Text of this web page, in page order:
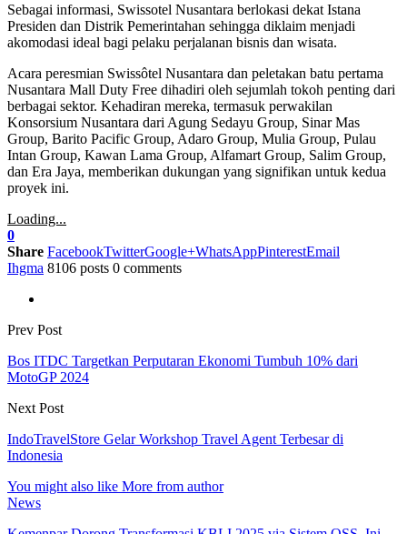
Sebagai informasi, Swissotel Nusantara berlokasi dekat Istana
Presiden dan Distrik Pemerintahan sehingga diklaim menjadi
akomodasi ideal bagi pelaku perjalanan bisnis dan wisata.
Acara peresmian Swissôtel Nusantara dan peletakan batu pertama
Nusantara Mall Duty Free dihadiri oleh sejumlah tokoh penting dari
berbagai sektor. Kehadiran mereka, termasuk perwakilan
Konsorsium Nusantara dari Agung Sedayu Group, Sinar Mas
Group, Barito Pacific Group, Adaro Group, Mulia Group, Pulau
Intan Group, Kawan Lama Group, Alfamart Group, Salim Group,
dan Era Jaya, memberikan dukungan yang signifikan untuk kedua
proyek ini.
Loading...
0
Share FacebookTwitterGoogle+WhatsAppPinterestEmail
Ihgma 8106 posts 0 comments
Prev Post
Bos ITDC Targetkan Perputaran Ekonomi Tumbuh 10% dari
MotoGP 2024
Next Post
IndoTravelStore Gelar Workshop Travel Agent Terbesar di
Indonesia
You might also like More from author
News